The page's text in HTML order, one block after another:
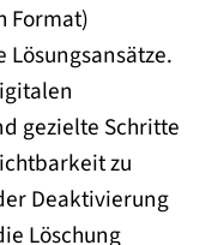
Format)
gezielte Schritte
zu
Deaktivierung
Löschung